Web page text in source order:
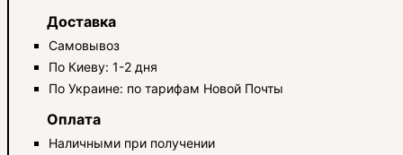
Доставка
Самовывоз
По Киеву: 1-2 дня
По Украине: по тарифам Новой Почты
Оплата
Наличными при получении